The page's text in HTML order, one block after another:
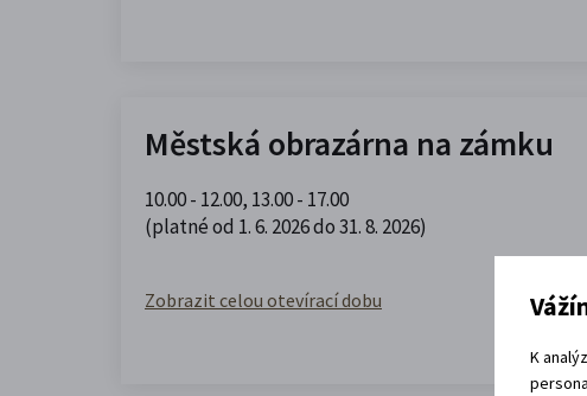
Městská obrazárna na zámku
10.00 - 12.00, 13.00 - 17.00
(platné od 1. 6. 2026 do 31. 8. 2026)
Zobrazit celou otevírací dobu
K